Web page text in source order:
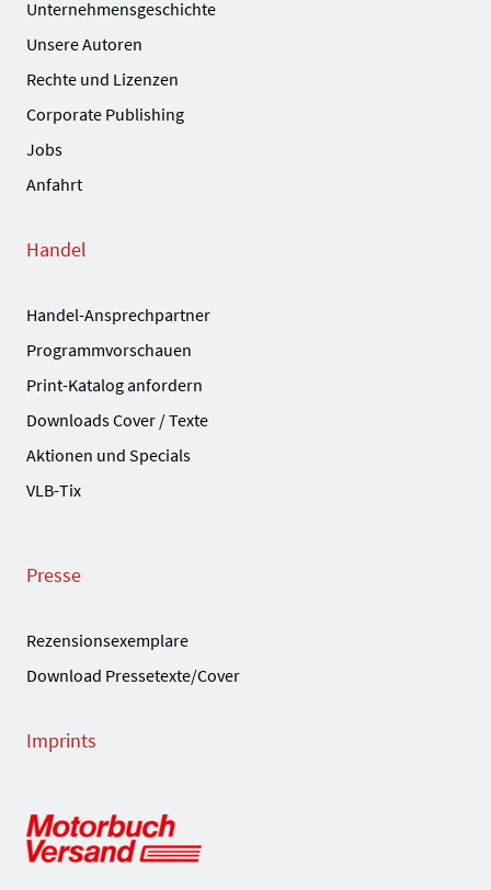
Unternehmensgeschichte
Unsere Autoren
Rechte und Lizenzen
Corporate Publishing
Jobs
Anfahrt
Handel
Handel-Ansprechpartner
Programmvorschauen
Print-Katalog anfordern
Downloads Cover / Texte
Aktionen und Specials
VLB-Tix
Presse
Rezensionsexemplare
Download Pressetexte/Cover
Imprints